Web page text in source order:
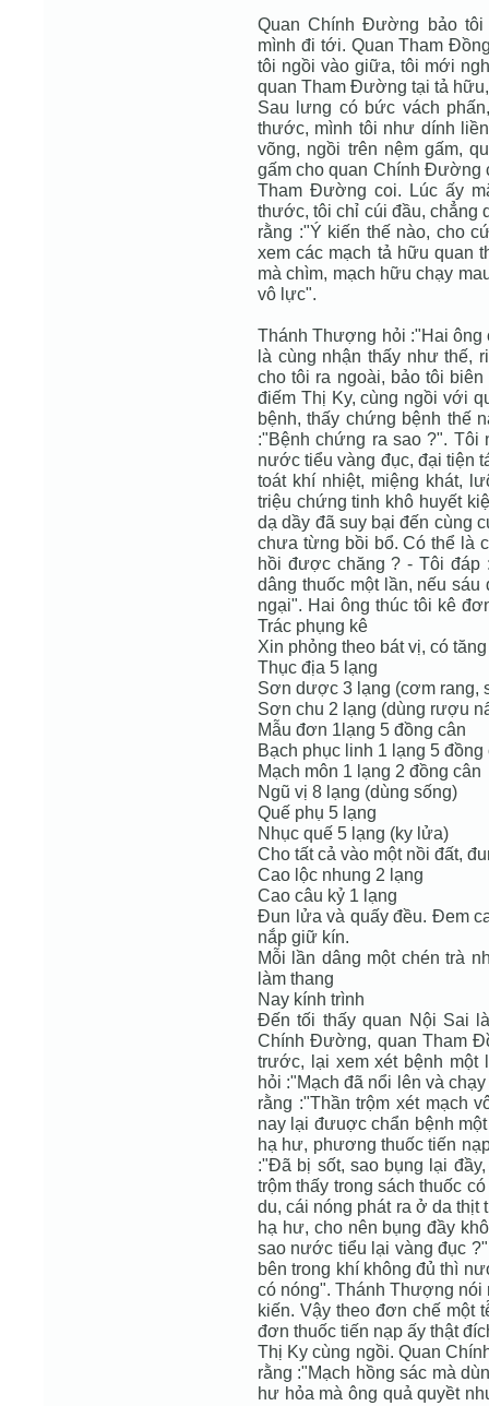
Quan Chính Đường bảo
mình đi tới. Quan Tham
tôi ngồi vào giữa, tôi mới
quan Tham Đường tại tả
Sau lưng có bức vách
thước, mình tôi như dính
võng, ngồi trên nệm gấm,
gấm cho quan Chính Đường
Tham Đường coi. Lúc ấy
thước, tôi chỉ cúi đầu, chẳng
rằng :"Ý kiến thế nào, cho
xem các mạch tả hữu quan
mà chìm, mạch hữu chạy
vô lực".
Thánh Thượng hỏi :"Hai ông
là cùng nhận thấy như thế,
cho tôi ra ngoài, bảo tôi
điếm Thị Ky, cùng ngồi với
bệnh, thấy chứng bệnh thế
:"Bệnh chứng ra sao ?". Tôi
nước tiểu vàng đục, đại tiện
toát khí nhiệt, miệng khát,
triệu chứng tinh khô huyết
dạ dầy đã suy bại đến cùng
chưa từng bồi bổ. Có thể là
hồi được chăng ? - Tôi đáp
dâng thuốc một lần, nếu
ngại". Hai ông thúc tôi kê
Trác phụng kê
Xin phỏng theo bát vị, có
Thục địa 5 lạng
Sơn dược 3 lạng (cơm rang,
Sơn chu 2 lạng (dùng rượu
Mẫu đơn 1lạng 5 đồng cân
Bạch phục linh 1 lạng 5
Mạch môn 1 lạng 2 đồng cân
Ngũ vị 8 lạng (dùng sống)
Quế phụ 5 lạng
Nhục quế 5 lạng (ky lửa)
Cho tất cả vào một nồi đất,
Cao lộc nhung 2 lạng
Cao câu kỷ 1 lạng
Đun lửa và quấy đều. Đem
nắp giữ kín.
Mỗi lần dâng một chén trà
làm thang
Nay kính trình
Đến tối thấy quan Nội Sai
Chính Đường, quan Tham
trước, lại xem xét bệnh một
hỏi :"Mạch đã nổi lên và
rằng :"Thần trộm xét mạch
nay lại đưuợc chẩn bệnh
hạ hư, phương thuốc tiến
:"Đã bị sốt, sao bụng lại
trộm thấy trong sách thuốc
du, cái nóng phát ra ở da
hạ hư, cho nên bụng đầy
sao nước tiểu lại vàng đục
bên trong khí không đủ thì
có nóng". Thánh Thượng
kiến. Vậy theo đơn chế một
đơn thuốc tiến nạp ấy thật
Thị Ky cùng ngồi. Quan
rằng :"Mạch hồng sác mà
hư hỏa mà ông quả quyềt